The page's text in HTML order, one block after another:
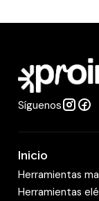
d
Síguenos
Inicio
Herramientas
Herramientas